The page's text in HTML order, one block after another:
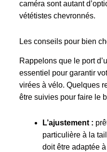
caméra sont autant
vététistes chevronnés.
Les conseils pour bien
Rappelons que le port
essentiel pour garantir
virées à vélo. Quelques
être suivies pour faire le
L’ajustement :
particulière à la
doit être adaptée